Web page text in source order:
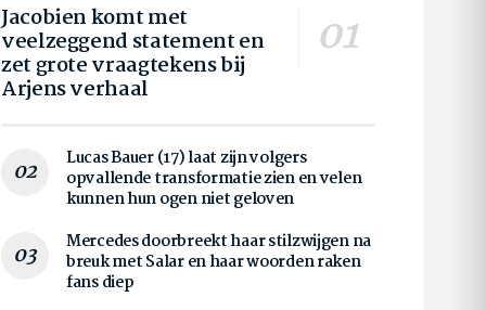
Jacobien komt met
veelzeggend statement en
zet grote vraagtekens bij
Arjens verhaal
Lucas Bauer (17) laat zijn volgers
opvallende transformatie zien en velen
kunnen hun ogen niet geloven
Mercedes doorbreekt haar stilzwijgen na
breuk met Salar en haar woorden raken
fans diep